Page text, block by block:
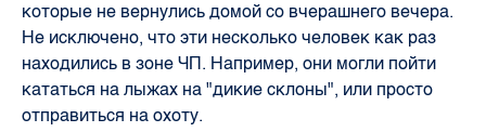
которые не вернулись домой со вчерашнего вечера.
Не исключено, что эти несколько человек как раз
находились в зоне ЧП. Например, они могли пойти
кататься на лыжах на "дикие склоны", или просто
отправиться на охоту.